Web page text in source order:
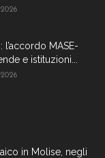
l’accordo MASE-
e istituzioni...
2026
in Molise, negli